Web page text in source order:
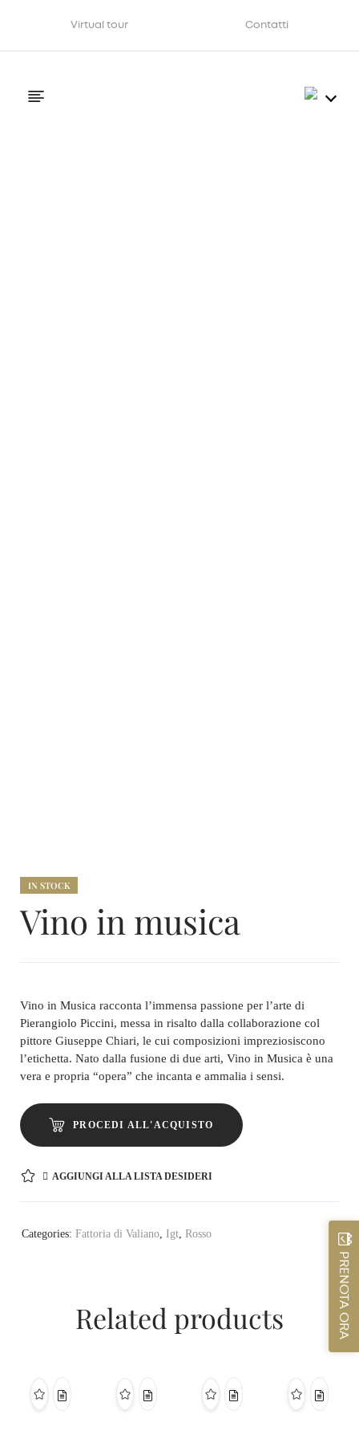
Virtual tour Contatti
IN STOCK
Vino in musica
Vino in Musica racconta l’immensa passione per l’arte di
Pierangiolo Piccini, messa in risalto dalla collaborazione col
pittore Giuseppe Chiari, le cui composizioni impreziosiscono
l’etichetta. Nato dalla fusione di due arti, Vino in Musica è una
vera e propria “opera” che incanta e ammalia i sensi.
PROCEDI ALL'ACQUISTO
AGGIUNGI ALLA LISTA DESIDERI
Categories: Fattoria di Valiano Igt Rosso
Related products PRENOTA ORA